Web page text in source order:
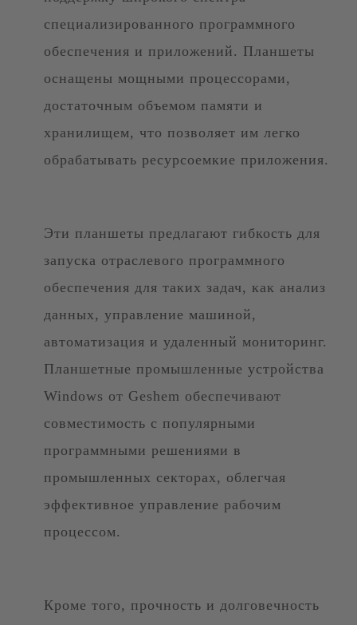
специализированного программного
обеспечения и приложений. Планшеты
оснащены мощными процессорами,
достаточным объемом памяти и
хранилищем, что позволяет им легко
обрабатывать ресурсоемкие приложения.
Эти планшеты предлагают гибкость для
запуска отраслевого программного
обеспечения для таких задач, как анализ
данных, управление машиной,
автоматизация и удаленный мониторинг.
Планшетные промышленные устройства
Windows от Geshem обеспечивают
совместимость с популярными
программными решениями в
промышленных секторах, облегчая
эффективное управление рабочим
процессом.
Кроме того, прочность и долговечность